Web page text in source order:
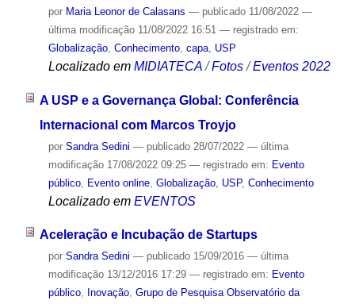
por Maria Leonor de Calasans — publicado11/08/2022 —
última modificação11/08/2022 16:51 — registrado em:
Globalização, Conhecimento, capa, USP
Localizado em MIDIATECA /Fotos /Eventos 2022
A USP e a Governança Global: Conferência
Internacional com Marcos Troyjo
por Sandra Sedini — publicado28/07/2022 — última
modificação17/08/2022 09:25 — registrado em: Evento
público, Evento online, Globalização, USP, Conhecimento
Localizado em EVENTOS
Aceleração e Incubação de Startups
por Sandra Sedini — publicado15/09/2016 — última
modificação13/12/2016 17:29 — registrado em: Evento
público, Inovação, Grupo de Pesquisa Observatório da